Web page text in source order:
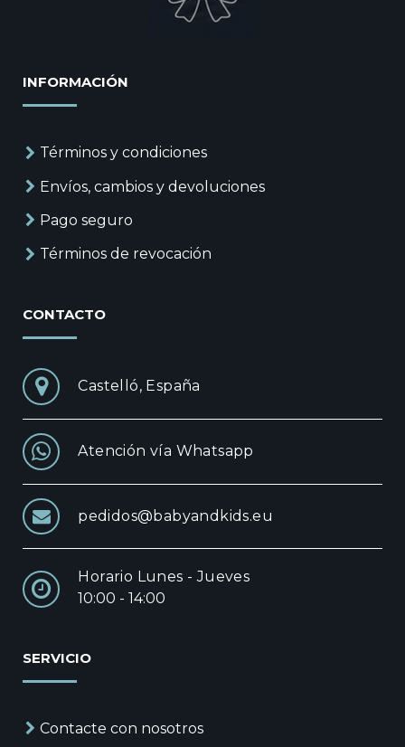
INFORMACIÓN
Términos y condiciones
Envíos, cambios y devoluciones
Pago seguro
Términos de revocación
CONTACTO
Castelló, España
Atención vía Whatsapp
pedidos@babyandkids.eu
Horario Lunes - Jueves
10:00 - 14:00
SERVICIO
Contacte con nosotros